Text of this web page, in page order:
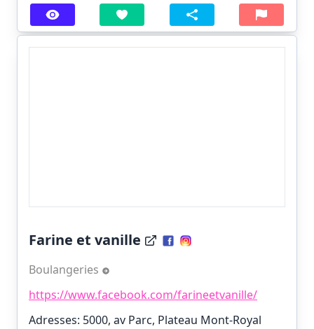
Farine et vanille
Boulangeries
https://www.facebook.com/farineetvanille/
Adresses: 5000, av Parc, Plateau Mont-Royal